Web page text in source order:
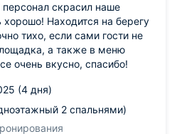
скрасил наше
хорошо! Находится на берегу
тихо, если сами гости не
а также в меню
очень вкусно, спасибо!
(4 дня)
2 спальнями)